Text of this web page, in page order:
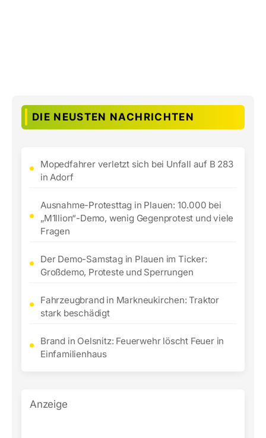
DIE NEUSTEN NACHRICHTEN
Mopedfahrer verletzt sich bei Unfall auf B 283
in Adorf
Ausnahme-Protesttag in Plauen: 10.000 bei
„M1llion“-Demo, wenig Gegenprotest und viele
Fragen
Der Demo-Samstag in Plauen im Ticker:
Großdemo, Proteste und Sperrungen
Fahrzeugbrand in Markneukirchen: Traktor
stark beschädigt
Brand in Oelsnitz: Feuerwehr löscht Feuer in
Einfamilienhaus
Anzeige